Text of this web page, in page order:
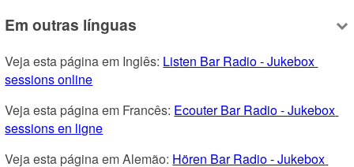
Em outras línguas
Veja esta página em Inglês: Listen Bar Radio - Jukebox
sessions online
Veja esta página em Francês: Ecouter Bar Radio - Jukebox
sessions en ligne
Veja esta página em Alemão: Hören Bar Radio - Jukebox